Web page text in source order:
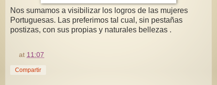
Nos sumamos a visibilizar los logros de las mujeres
Portuguesas. Las preferimos tal cual, sin pestañas
postizas, con sus propias y naturales bellezas .
at 11:07
Compartir